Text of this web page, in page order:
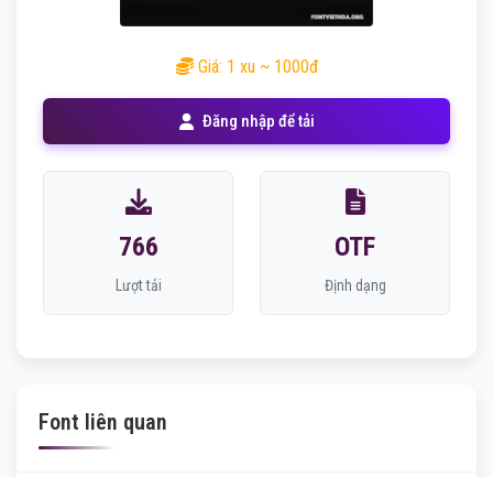
Giá: 1 xu ~ 1000đ
Đăng nhập để tải
766
Lượt tải
OTF
Định dạng
Font liên quan